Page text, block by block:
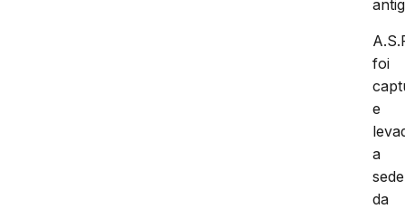
foi
e
a
sede
da